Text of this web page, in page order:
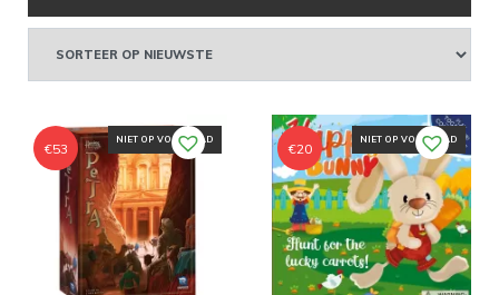
NIET OP VOORRAAD
€53
NIET OP VOORRAAD
€20